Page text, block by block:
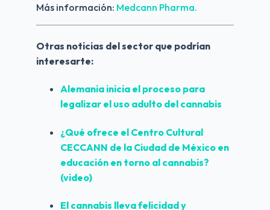
Más información: Medcann Pharma.
Otras noticias del sector que podrían
interesarte:
Alemania inicia el proceso para
legalizar el uso adulto del cannabis
¿Qué ofrece el Centro Cultural
CECCANN de la Ciudad de México en
educación en torno al cannabis?
(video)
El cannabis lleva felicidad y